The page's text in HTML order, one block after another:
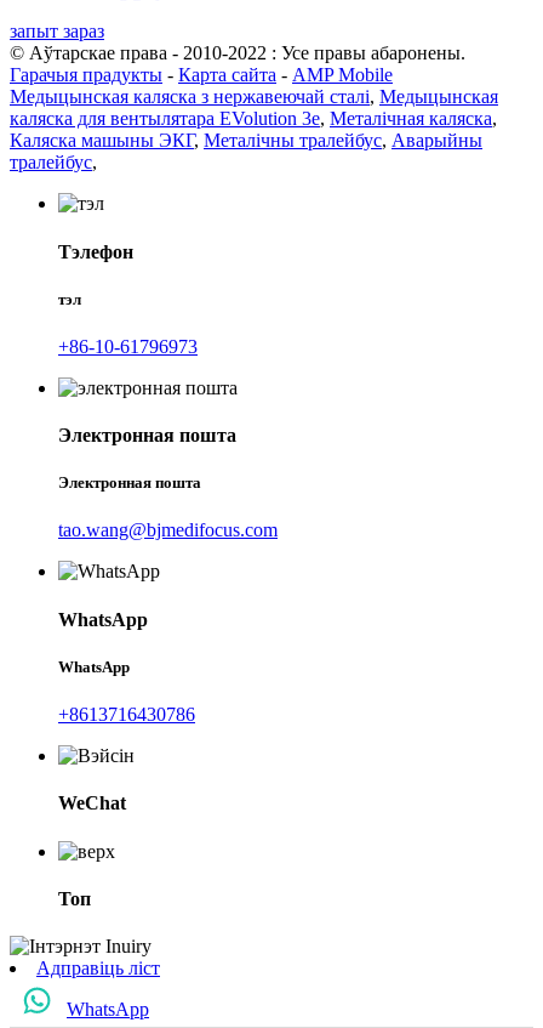
запыт зараз
© Аўтарскае права - 2010-2022 : Усе правы абаронены.
Гарачыя прадукты - Карта сайта - AMP Mobile
Медыцынская каляска з нержавеючай сталі, Медыцынская
каляска для вентылятара EVolution 3e, Металічная каляска,
Каляска машыны ЭКГ, Металічны тралейбус, Аварыйны
тралейбус,
Тэлефон
тэл
+86-10-61796973
Электронная пошта
Электронная пошта
tao.wang@bjmedifocus.com
WhatsApp
WhatsApp
+8613716430786
WeChat
Топ
Адправіць ліст
WhatsApp